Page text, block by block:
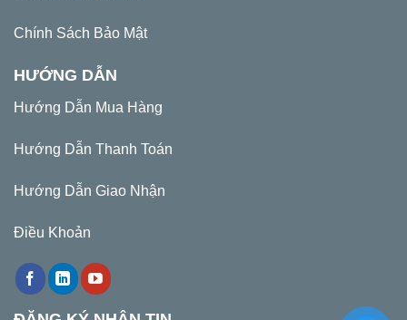
Chính Sách Bảo Mật
HƯỚNG DẪN
Hướng Dẫn Mua Hàng
Hướng Dẫn Thanh Toán
Hướng Dẫn Giao Nhận
Điều Khoản